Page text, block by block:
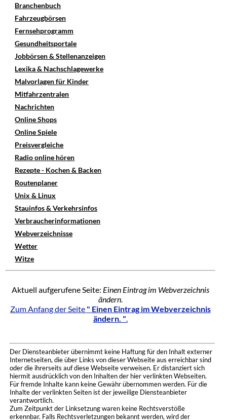
Branchenbuch
Fahrzeugbörsen
Fernsehprogramm
Gesundheitsportale
Jobbörsen & Stellenanzeigen
Lexika & Nachschlagewerke
Malvorlagen für Kinder
Mitfahrzentralen
Nachrichten
Online Shops
Online Spiele
Preisvergleiche
Radio online hören
Rezepte - Kochen & Backen
Routenplaner
Unix & Linux
Stauinfos & Verkehrsinfos
Verbraucherinformationen
Webverzeichnisse
Wetter
Witze
Aktuell aufgerufene Seite: Einen Eintrag im Webverzeichnis
ändern.
Zum Anfang der Seite " Einen Eintrag im Webverzeichnis
ändern. ".
Der Diensteanbieter übernimmt keine Haftung für den Inhalt externer
Internetseiten, die über Links von dieser Webseite aus erreichbar sind
oder die ihrerseits auf diese Webseite verweisen. Er distanziert sich
hiermit ausdrücklich von den Inhalten der hier verlinkten Webseiten.
Für fremde Inhalte kann keine Gewähr übernommen werden. Für die
Inhalte der verlinkten Seiten ist der jeweilige Diensteanbieter
verantwortlich.
Zum Zeitpunkt der Linksetzung waren keine Rechtsverstöße
erkennbar. Falls Rechtsverletzungen bekannt werden, wird der